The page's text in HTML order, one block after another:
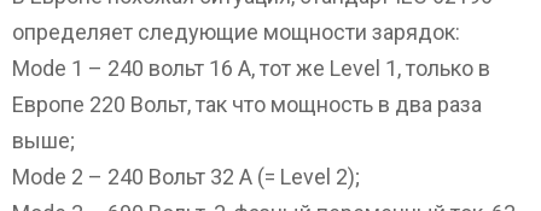
определяет следующие мощности зарядок:
Mode 1 – 240 вольт 16 А, тот же Level 1, только в
Европе 220 Вольт, так что мощность в два раза
выше;
Mode 2 – 240 Вольт 32 А (= Level 2);